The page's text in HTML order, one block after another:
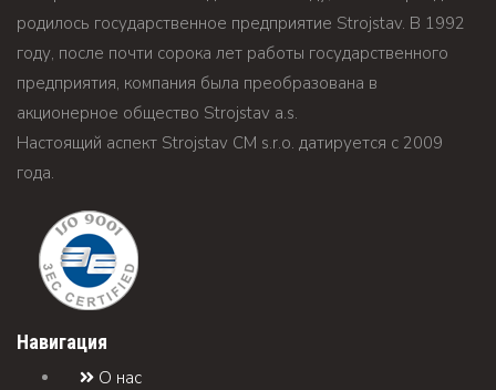
родилось государственное предприятие Strojstav. В 1992
году, после почти сорока лет работы государственного
предприятия, компания была преобразована в
акционерное общество Strojstav а.s.
Настоящий аспект Strojstav CM s.r.o. датируется c 2009
года.
Навигация
О нас